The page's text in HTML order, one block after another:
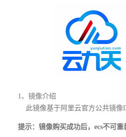
1、镜像介绍
此镜像基于阿里云官方公共镜像
提示：镜像购买成功后，ecs不可